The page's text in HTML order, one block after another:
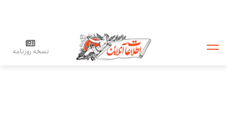
نسخه روزنامه